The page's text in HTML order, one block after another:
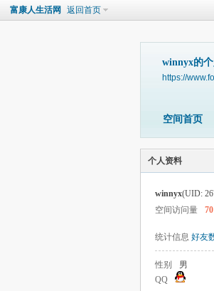
富康人生活网 返回首页
winnyx的
https://
空间首页
个人资料
winnyx(UID:
空间访问量
70
统计信息 好友
性别 男
QQ